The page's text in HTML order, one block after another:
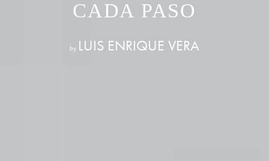
CADA PASO
by LUIS ENRIQUE VERA